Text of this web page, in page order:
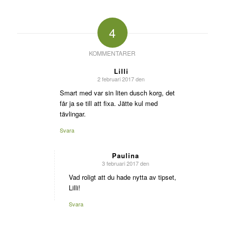
4
KOMMENTARER
Lilli
2 februari 2017 den
Smart med var sin liten dusch korg, det
får ja se till att fixa. Jätte kul med
tävlingar.
Svara
Paulina
3 februari 2017 den
Vad roligt att du hade nytta av tipset,
Lilli!
Svara